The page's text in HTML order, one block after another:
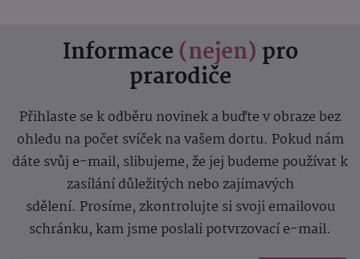
Informace (nejen) pro
prarodiče
Přihlaste se k odběru novinek a buďte v obraze bez
ohledu na počet svíček na vašem dortu. Pokud nám
dáte svůj e-mail, slibujeme, že jej budeme používat k
zasílání důležitých nebo zajímavých
sdělení. Prosíme, zkontrolujte si svoji emailovou
schránku, kam jsme poslali potvrzovací e-mail.